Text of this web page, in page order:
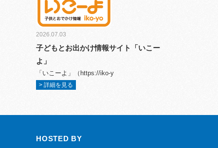
2026.07.03
子どもとお出かけ情報サイト「いこー
よ」
「いこーよ」（https://iko-y
> 詳細を見る
HOSTED BY